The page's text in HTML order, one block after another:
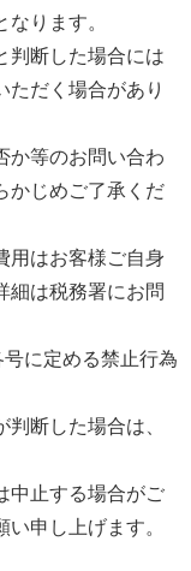
ります。
判断した場合には
ただく場合があり
か等のお問い合わ
かじめご了承くだ
用はお客様ご自身
細は税務署にお問
に定める禁止行為
断した場合は、
中止する場合がご
申し上げます。